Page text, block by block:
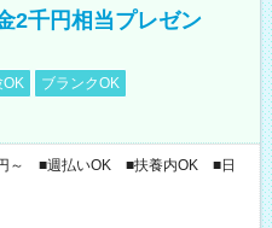
2千円相当プレゼン
OK
ブランクOK
円～ ■週払いOK ■扶養内OK ■日